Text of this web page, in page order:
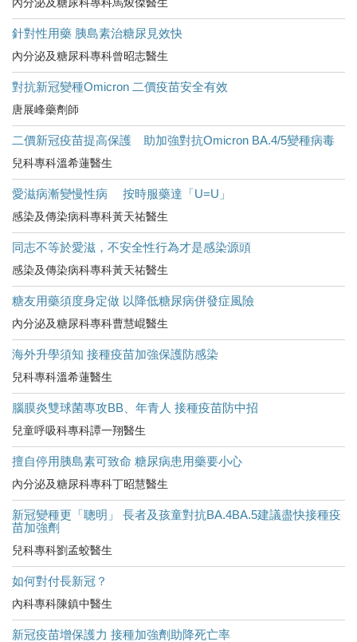
針對性用藥 胰島素治糖尿見效快
內分泌及糖尿科專科曾昭志醫生
對抗新冠變種Omicron 二價疫苗安全有效
唐展峰藥劑師
二價新冠疫苗提高保護 助加強對抗Omicron BA.4/5變種病毒
兒科專科溫希蓮醫生
愛滋病漸變慢性病 按時服藥達「U=U」
感染及傳染病科專科黃天祐醫生
同志不等於愛滋，不安全性行為才是感染源頭
感染及傳染病科專科黃天祐醫生
糖友用藥須度身定做 以降低糖尿病併發症風險
內分泌及糖尿科專科曹慧崐醫生
海外升學須知 接種疫苗加強保護防感染
兒科專科溫希蓮醫生
腦膜炎雙球菌專攻BB、年青人 接種疫苗防中招
兒童呼吸科專科譚一翔醫生
擅自停用胰島素可致命 糖尿病患用藥要小心
內分泌及糖尿科專科丁昭慧醫生
新冠變種更「聰明」 長者及孩童對抗BA.4BA.5建議盡快接種疫
苗加強劑
兒科專科劉孟蛟醫生
如何對付長新冠？
內科專科陳鎮中醫生
新冠疫苗增保護力 接種加強劑助降死亡率